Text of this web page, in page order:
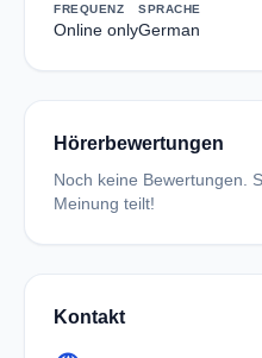
FREQUENZ
Online only
SPRACHE
German
Hörerbewertungen
Noch keine Bewertungen.
Meinung teilt!
Kontakt